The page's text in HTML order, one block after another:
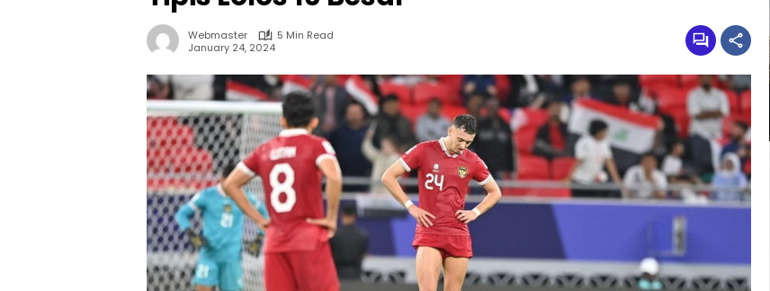
Webmaster
5 Min Read
January 24, 2024